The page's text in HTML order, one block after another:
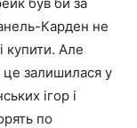
Карден не
купити. Але
залишилася у
ігор і
по